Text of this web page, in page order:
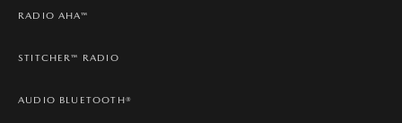
RADIO AHA™
STITCHER™ RADIO
AUDIO BLUETOOTH®